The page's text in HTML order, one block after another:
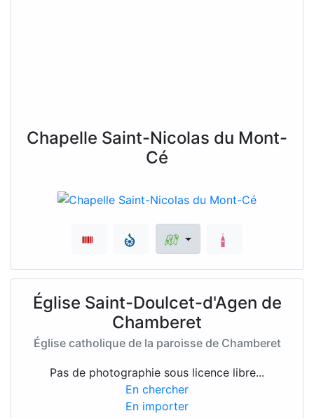
Chapelle Saint-Nicolas du Mont-
Cé
Église Saint-Doulcet-d'Agen de
Chamberet
Église catholique de la paroisse de Chamberet
Pas de photographie sous licence libre...
En chercher
En importer